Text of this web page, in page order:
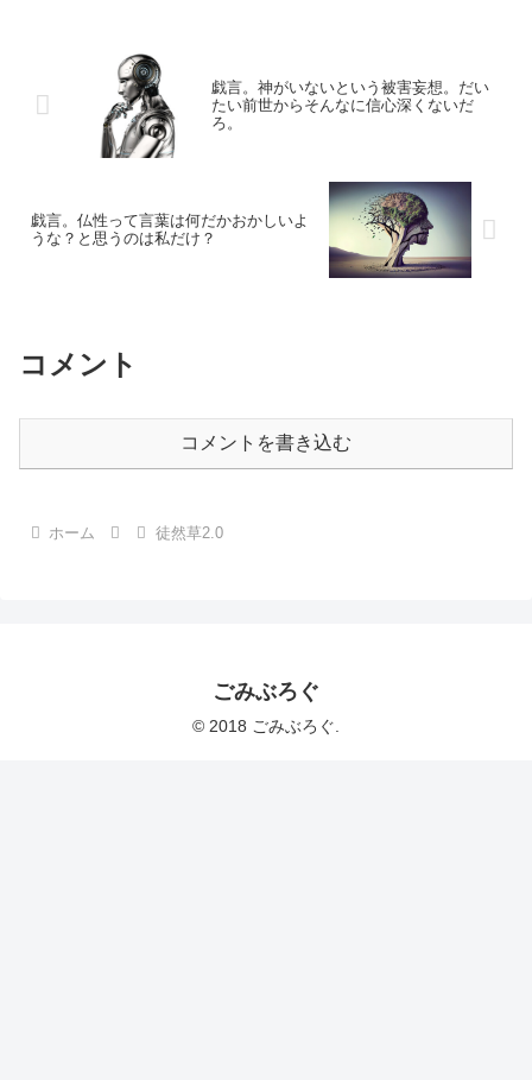
戯言。神がいないという被害妄想。だい
たい前世からそんなに信心深くないだ
ろ。
戯言。仏性って言葉は何だかおかしいよ
うな？と思うのは私だけ？
コメント
コメントを書き込む
ホーム 徒然草2.0
ごみぶろぐ
© 2018 ごみぶろぐ.